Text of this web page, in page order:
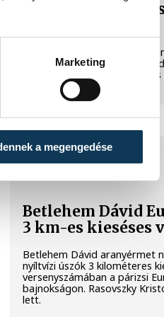
Marketing
a megengedése
napfogyatkozás
Az év legsűrűbb
én éjjel tetőzik majd a
ugyanezen a napon
meg lehet majd figyelni.
SPORT
Betlehem Dávid
3 km-es kieséses
Betlehem Dávid aranyérmet
nyíltvízi úszók 3 kilométeres
versenyszámában a párizsi
bajnokságon. Rasovszky
lett.